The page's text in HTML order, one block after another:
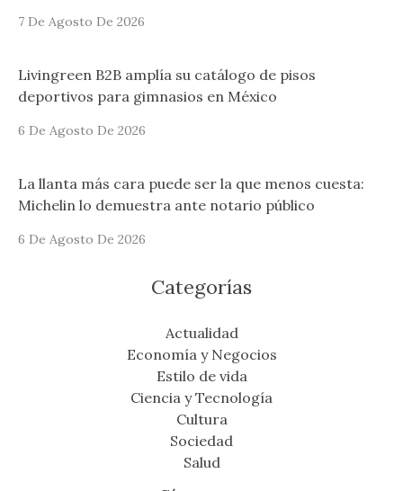
7 De Agosto De 2026
Livingreen B2B amplía su catálogo de pisos
deportivos para gimnasios en México
6 De Agosto De 2026
La llanta más cara puede ser la que menos cuesta:
Michelin lo demuestra ante notario público
6 De Agosto De 2026
Categorías
Actualidad
Economía y Negocios
Estilo de vida
Ciencia y Tecnología
Cultura
Sociedad
Salud